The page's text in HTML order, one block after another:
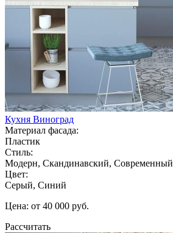
Кухня Виноград
Материал фасада:
Пластик
Стиль:
Модерн, Скандинавский, Современный
Цвет:
Серый, Синий
Цена: от 40 000 руб.
Рассчитать